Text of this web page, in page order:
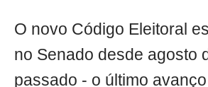
O novo Código Eleitoral
no Senado desde agosto
passado - o último